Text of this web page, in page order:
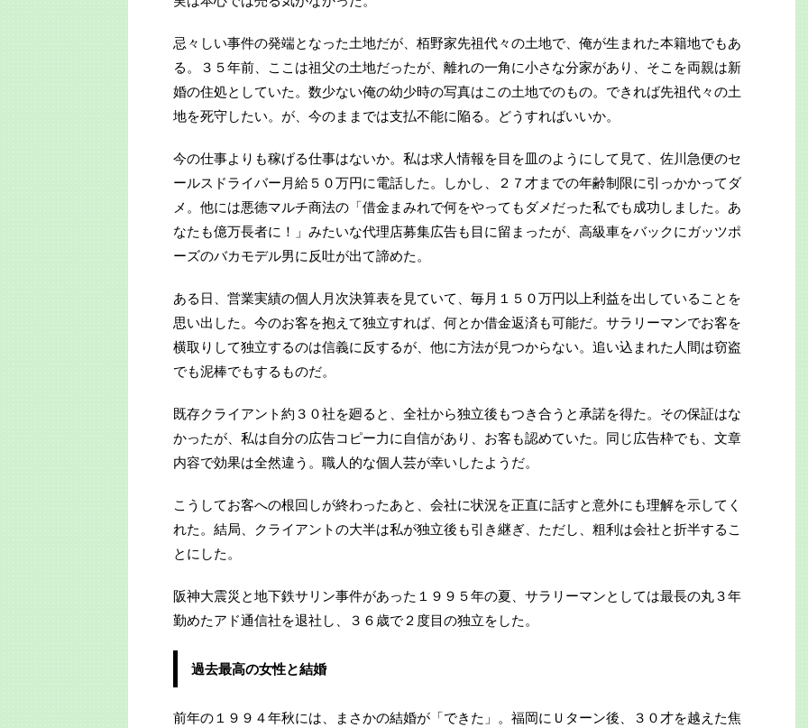
忌々しい事件の発端となった土地だが、栢野家先祖代々の土地で、俺が生まれた本籍地でもあ
る。３５年前、ここは祖父の土地だったが、離れの一角に小さな分家があり、そこを両親は新
婚の住処としていた。数少ない俺の幼少時の写真はこの土地でのもの。できれば先祖代々の土
地を死守したい。が、今のままでは支払不能に陥る。どうすればいいか。
今の仕事よりも稼げる仕事はないか。私は求人情報を目を皿のようにして見て、佐川急便のセ
ールスドライバー月給５０万円に電話した。しかし、２７才までの年齢制限に引っかかってダ
メ。他には悪徳マルチ商法の「借金まみれで何をやってもダメだった私でも成功しました。あ
なたも億万長者に！」みたいな代理店募集広告も目に留まったが、高級車をバックにガッツポ
ーズのバカモデル男に反吐が出て諦めた。
ある日、営業実績の個人月次決算表を見ていて、毎月１５０万円以上利益を出していることを
思い出した。今のお客を抱えて独立すれば、何とか借金返済も可能だ。サラリーマンでお客を
横取りして独立するのは信義に反するが、他に方法が見つからない。追い込まれた人間は窃盗
でも泥棒でもするものだ。
既存クライアント約３０社を廻ると、全社から独立後もつき合うと承諾を得た。その保証はな
かったが、私は自分の広告コピー力に自信があり、お客も認めていた。同じ広告枠でも、文章
内容で効果は全然違う。職人的な個人芸が幸いしたようだ。
こうしてお客への根回しが終わったあと、会社に状況を正直に話すと意外にも理解を示してく
れた。結局、クライアントの大半は私が独立後も引き継ぎ、ただし、粗利は会社と折半するこ
とにした。
阪神大震災と地下鉄サリン事件があった１９９５年の夏、サラリーマンとしては最長の丸３年
勤めたアド通信社を退社し、３６歳で２度目の独立をした。
過去最高の女性と結婚
前年の１９９４年秋には、まさかの結婚が「できた」。福岡にＵターン後、３０才を越えた焦